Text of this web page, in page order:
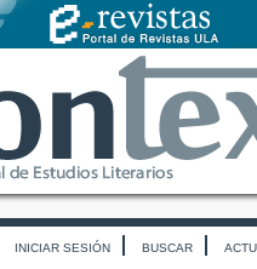
INICIAR SESIÓN BUSCAR